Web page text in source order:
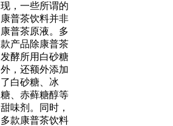
现，一些所谓的
康普茶饮料并非
康普茶原液。多
款产品除康普茶
发酵所用白砂糖
外，还额外添加
了白砂糖、冰
糖、赤藓糖醇等
甜味剂。同时，
多款康普茶饮料